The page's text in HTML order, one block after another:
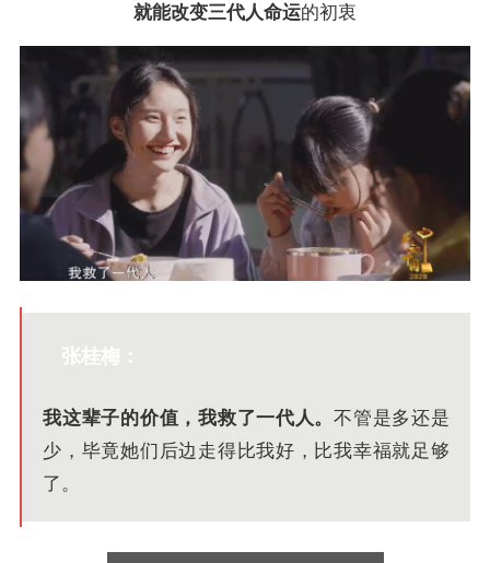
就能改变三代人命运的初衷
张桂梅：
我这辈子的价值，我救了一代人。不管是多还是
少，毕竟她们后边走得比我好，比我幸福就足够
了。